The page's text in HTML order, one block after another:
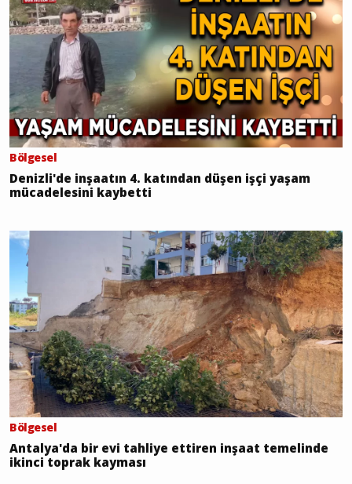
Bölgesel
Denizli'de inşaatın 4. katından düşen işçi yaşam
mücadelesini kaybetti
Bölgesel
Antalya'da bir evi tahliye ettiren inşaat temelinde
ikinci toprak kayması